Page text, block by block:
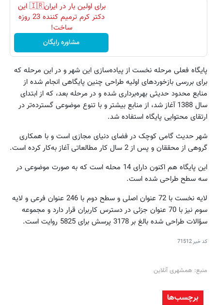
برای اولین بار در ایران🇮🇷 این
دکتر کرم ترمیم کننده 23 روزه
ساخت!
مشاوره رایگان
پایگاه فعلی مرحله نخست از پیاده‌سازی این شهر و در این مرحله که
برای بررسی بازخوردهای اولیه طراحی چنین پایگاهی انجام شده از
منابع محدود حدیثی بهره‌برداری شده و در مرحله بعد، که از ابتدای
سال 1388 آغاز ‌شد، از منابع بیشتر و با تنوع موضوعی گسترده‌تر در
ارتقای محتوایی پایگاه استفاده شد.
شهر حدیث گامی کوچک در فضای دنیای مجازی است و با همکاری
گروهی از محققان و پس از 2 سال کار مطالعاتی آغاز به‌کار کرده است.
این پایگاه هم اکنون دارای 14 محله است که به صورت موضوعی در
سه سطح طراحی شده است.
لایه نخست با 72 عنوان اصلی و سطح دوم با 246 عنوان فرعی و لایه
سوم نیز با 70 عنوان جزئی در دسترس کاربران قرار دارد و مجموعه
سؤالات طراحی شده بالغ بر 3178 پرسش برای 5825 روایت است.
کد خبر71512
منبع: همشهری آنلاین
برچسب‌ها